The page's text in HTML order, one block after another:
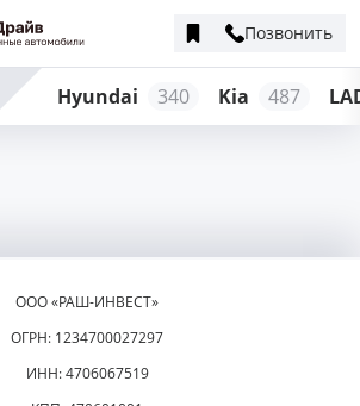
Позвонить
Hyundai 340 Kia 487
ООО «РАШ-ИНВЕСТ»
ОГРН: 1234700027297
ИНН: 4706067519